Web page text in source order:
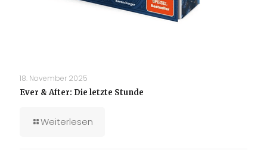
18. November 2025
Ever & After: Die letzte Stunde
Weiterlesen